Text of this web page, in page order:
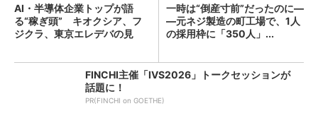
AI・半導体企業トップが語
る“稼ぎ頭” キオクシア、フ
ジクラ、東京エレデバの見
一時は“倒産寸前”だったのに―
―元ネジ製造の町工場で、1人
の採用枠に「350人」...
FINCHI主催「IVS2026」トークセッションが
話題に！
PR(FINCHI on GOETHE)